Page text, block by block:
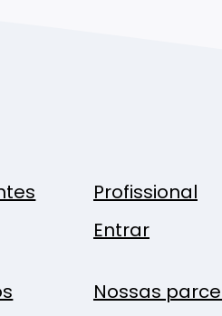
Profissional
Entrar
Nossas